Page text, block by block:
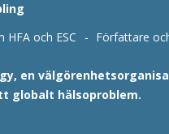
HFA och ESC Författare
en
globalt hälsoproblem.